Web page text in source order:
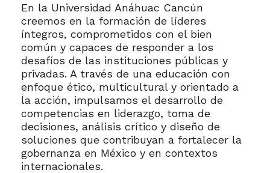
En la Universidad Anáhuac Cancún
creemos en la formación de líderes
íntegros, comprometidos con el bien
común y capaces de responder a los
desafíos de las instituciones públicas y
privadas. A través de una educación con
enfoque ético, multicultural y orientado a
la acción, impulsamos el desarrollo de
competencias en liderazgo, toma de
decisiones, análisis crítico y diseño de
soluciones que contribuyan a fortalecer la
gobernanza en México y en contextos
internacionales.